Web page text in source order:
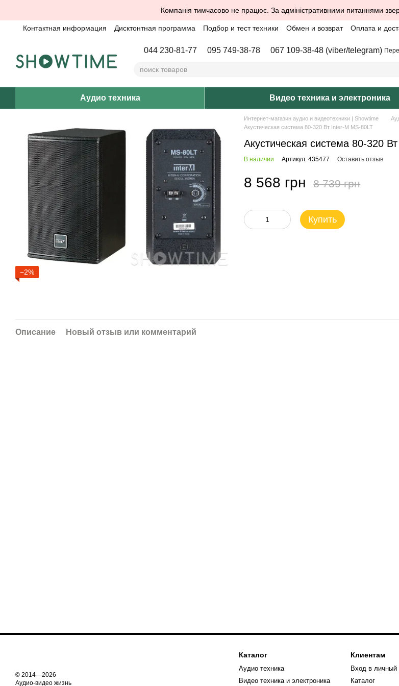
Компанія тимчасово не працює. За адміністративними питаннями
Контактная информация Дисктонтная программа Подбор и тест техники Обмен и возврат Оплата и
044 230-81-77 095 749-38-78 067 109-38-48 (viber/telegram)
Аудио техника Видео техника и электроника
−2%
Интернет-магазин аудио и видеотехники | Showtime
Акустическая система 80-320 Вт Inter-M MS-80LT
Акустическая система 80-320
В наличии Артикул: 435477 Оставить отзыв
8 568 грн 8 739 грн
Купить
Описание Новый отзыв или комментарий
© 2014—2026
Аудио-видео жизнь
Каталог
Аудио техника
Видео техника и электроника
Клиентам
Вход в личный
Каталог